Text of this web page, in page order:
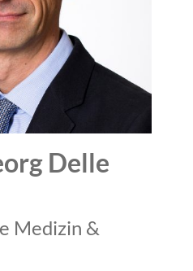
Delle
Medizin &